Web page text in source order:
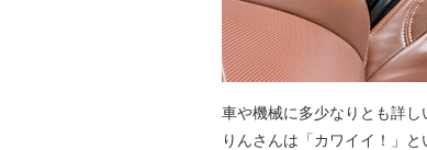
車や機械に多少なりとも詳
りんさんは「カワイイ！」